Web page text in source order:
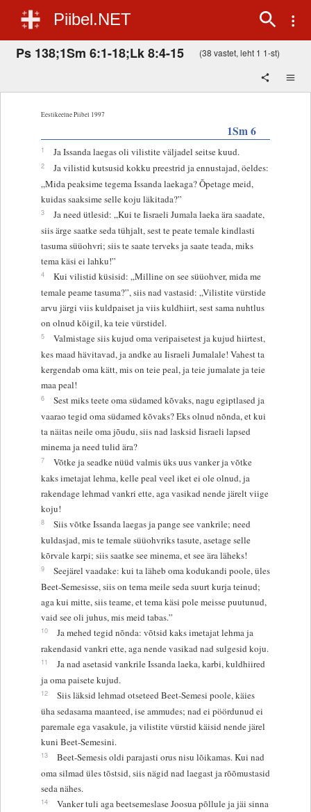
Piibel.NET
Ps 138;1Sm 6:1-18;Lk 8:4-15 (38 vastet, leht 1 1-st)
Eestikeelne Piibel 1997
1Sm 6
1 Ja Issanda laegas oli vilistite väljadel seitse kuud.
2
Ja vilistid kutsusid kokku preestrid ja ennustajad, öeldes:
„Mida peaksime tegema Issanda laekaga? Õpetage meid,
kuidas saaksime selle koju läkitada?”
3
Ja need ütlesid: „Kui te Iisraeli Jumala laeka ära saadate,
siis ärge saatke seda tühjalt, sest te peate temale kindlasti
tasuma süüohvri; siis te saate terveks ja saate teada, miks
tema käsi ei lahku!”
4
Kui vilistid küsisid: „Milline on see süüohver, mida me
temale peame tasuma?”, siis nad vastasid: „Vilistite vürstide
arvu järgi viis kuldpaiset ja viis kuldhiirt, sest sama nuhtlus
on olnud kõigil, ka teie vürstidel.
5
Valmistage siis kujud oma veripaisetest ja kujud hiirtest,
kes maad hävitavad, ja andke au Iisraeli Jumalale! Vahest ta
kergendab oma kätt, mis on teie peal, ja teie jumalate ja teie
maa peal!
6
Sest miks teete oma südamed kõvaks, nagu egiptlased ja
vaarao tegid oma südamed kõvaks? Eks olnud nõnda, et kui
ta näitas neile oma jõudu, siis nad lasksid Iisraeli lapsed
minema ja need tulid ära?
7
Võtke ja seadke nüüd valmis üks uus vanker ja võtke
kaks imetajat lehma, kelle peal veel iket ei ole olnud, ja
rakendage lehmad vankri ette, aga vasikad nende järelt viige
koju!
8
Siis võtke Issanda laegas ja pange see vankrile; need
kuldasjad, mis te temale süüohvriks tasute, asetage selle
kõrvale karpi; siis saatke see minema, et see ära läheks!
9
Seejärel vaadake: kui ta läheb oma kodukandi poole, üles
Beet-Semesisse, siis on tema meile seda suurt kurja teinud;
aga kui mitte, siis teame, et tema käsi pole meisse puutunud,
vaid see oli juhus, mis meid tabas.”
10
Ja mehed tegid nõnda: võtsid kaks imetajat lehma ja
rakendasid vankri ette, aga nende vasikad nad sulgesid koju.
11
Ja nad asetasid vankrile Issanda laeka, karbi, kuldhiired
ja oma paisete kujud.
12
Siis läksid lehmad otseteed Beet-Semesi poole, käies
üha sedasama maanteed, ise ammudes; nad ei pöördunud ei
paremale ega vasakule, ja vilistite vürstid käisid nende järel
kuni Beet-Semesini.
13
Beet-Semesis oldi parajasti orus nisu lõikamas. Kui nad
oma silmad üles tõstsid, siis nägid nad laegast ja rõõmustasid
seda nähes.
14
Vanker tuli aga beetsemeslase Joosua põllule ja jäi sinna